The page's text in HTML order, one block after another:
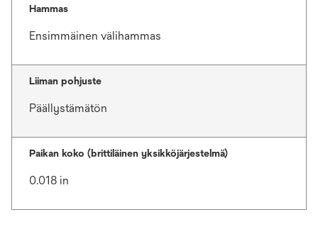
Hammas
Ensimmäinen välihammas
Liiman pohjuste
Päällystämätön
Paikan koko (brittiläinen yksikköjärjestelmä)
0.018 in